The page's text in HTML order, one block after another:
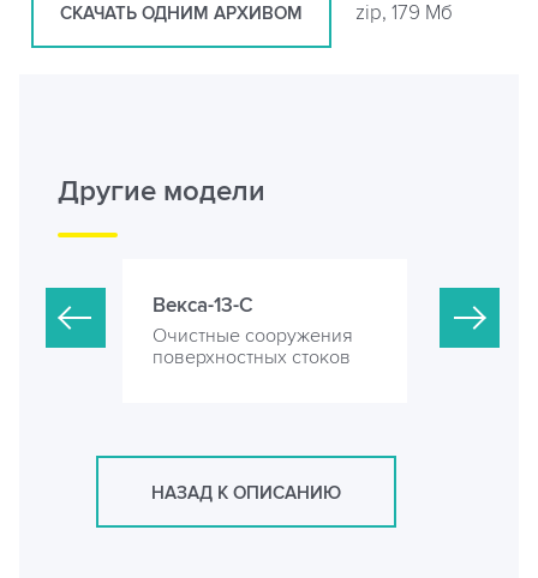
СКАЧАТЬ ОДНИМ АРХИВОМ zip, 179 Мб
Другие модели
Векса-13-С
Очистные сооружения
поверхностных стоков
Векса-18-С
Очистные
НАЗАД К ОПИСАНИЮ